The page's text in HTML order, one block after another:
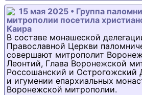
15 мая 2025 • Группа
митрополии посетила
Каира
В составе монашеской
Православной Церкви
совершают митрополит
Леонтий, Глава Воронежской
Россошанский и Острогожский
и игумении епархиальных
Воронежской митрополии.